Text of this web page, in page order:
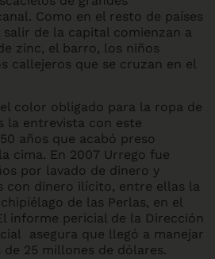
Como en el resto de países
de la capital comienzan a
zinc, el barro, los niños
callejeros que se cruzan en el
color obligado para la ropa de
la entrevista con este
años que acabó preso
cima. En 2007 Urrego fue
por lavado de dinero y
con dinero ilícito, entre ellas la
de las Perlas, en el
informe pericial de la Dirección
asegura que llegó a manejar
de 25 millones de dólares.